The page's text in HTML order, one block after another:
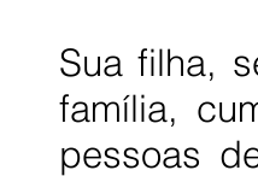
Sua filha,
família,
pessoas